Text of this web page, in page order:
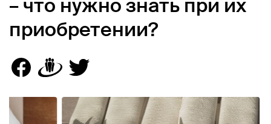
– что нужно знать при их
приобретении?